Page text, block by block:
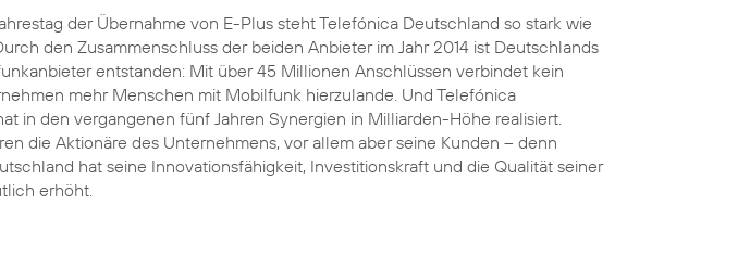
der Übernahme von E-Plus steht Telefónica Deutschland so stark wie
den Zusammenschluss der beiden Anbieter im Jahr 2014 ist Deutschlands
entstanden: Mit über 45 Millionen Anschlüssen verbindet kein
mehr Menschen mit Mobilfunk hierzulande. Und Telefónica
in den vergangenen fünf Jahren Synergien in Milliarden-Höhe realisiert.
die Aktionäre des Unternehmens, vor allem aber seine Kunden – denn
hat seine Innovationsfähigkeit, Investitionskraft und die Qualität seiner
erhöht.